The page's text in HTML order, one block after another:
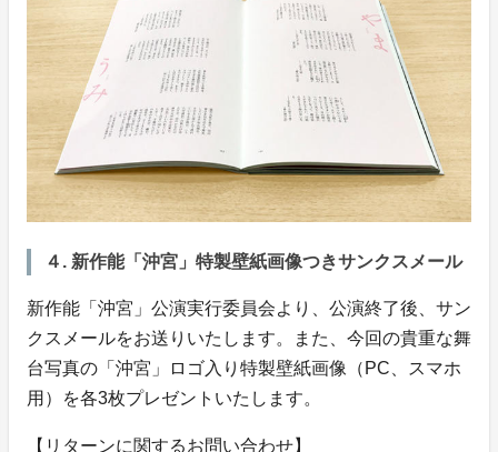
４. 新作能「沖宮」特製壁紙画像つきサンクスメール
新作能「沖宮」公演実行委員会より、公演終了後、サン
クスメールをお送りいたします。また、今回の貴重な舞
台写真の「沖宮」ロゴ入り特製壁紙画像（PC、スマホ
用）を各3枚プレゼントいたします。
【リターンに関するお問い合わせ】